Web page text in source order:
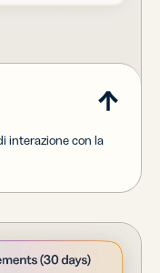
interazione con la